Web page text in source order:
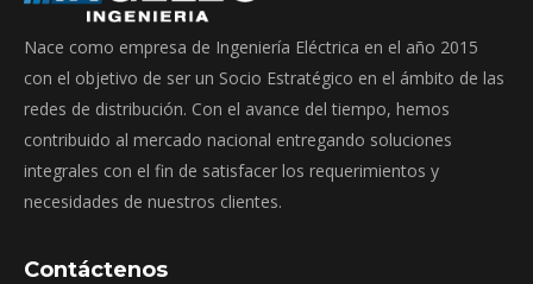
Nace como empresa de Ingeniería Eléctrica en el año 2015
con el objetivo de ser un Socio Estratégico en el ámbito de las
redes de distribución. Con el avance del tiempo, hemos
contribuido al mercado nacional entregando soluciones
integrales con el fin de satisfacer los requerimientos y
necesidades de nuestros clientes.
Contáctenos